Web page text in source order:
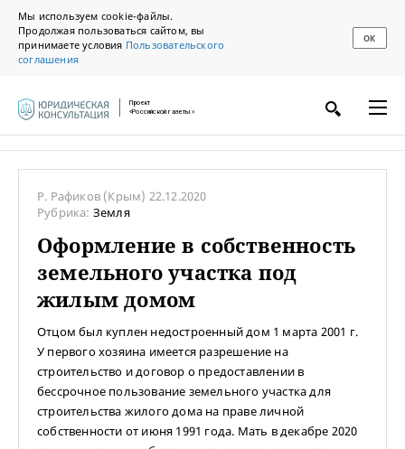
Мы используем cookie-файлы.
Продолжая пользоваться сайтом, вы
принимаете условия Пользовательского
соглашения
ОК
Проект
«Российской газеты»
Р. Рафиков (Крым) 22.12.2020
Рубрика: Земля
Оформление в собственность
земельного участка под
жилым домом
Отцом был куплен недостроенный дом 1 марта 2001 г.
У первого хозяина имеется разрешение на
строительство и договор о предоставлении в
бессрочное пользование земельного участка для
строительства жилого дома на праве личной
собственности от июня 1991 года. Мать в декабре 2020